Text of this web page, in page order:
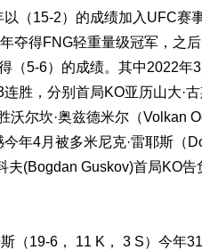
（15-2）的成绩加入UFC赛
夺得FNG轻重量级冠军，之
（5-6）的成绩。其中2022年
胜，分别首局KO亚历山大·
沃尔坎·奥兹德米尔（Volkan
今年4月被多米尼克·雷耶斯（
夫(Bogdan Guskov)首局KO
（19-6， 11 K， 3 S）今年